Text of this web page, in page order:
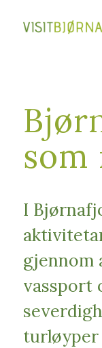
som
I
gjennom
vassport